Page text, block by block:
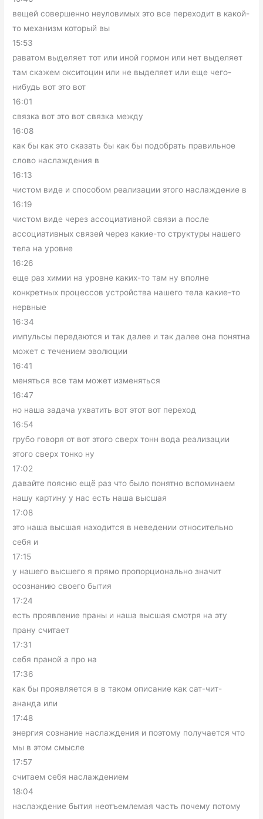
вещей совершенно неуловимых это все переходит в какой-
то механизм который вы
15:53
раватом выделяет тот или иной гормон или нет выделяет
там скажем окситоцин или не выделяет или еще чего-
нибудь вот это вот
16:01
связка вот это вот связка между
16:08
как бы как это сказать бы как бы подобрать правильное
слово наслаждения в
16:13
чистом виде и способом реализации этого наслаждение в
16:19
чистом виде через ассоциативной связи а после
ассоциативных связей через какие-то структуры нашего
тела на уровне
16:26
еще раз химии на уровне каких-то там ну вполне
конкретных процессов устройства нашего тела какие-то
нервные
16:34
импульсы передаются и так далее и так далее она понятна
может с течением эволюции
16:41
меняться все там может изменяться
16:47
но наша задача ухватить вот этот вот переход
16:54
грубо говоря от вот этого сверх тонн вода реализации
этого сверх тонко ну
17:02
давайте поясню ещё раз что было понятно вспоминаем
нашу картину у нас есть наша высшая
17:08
это наша высшая находится в неведении относительно
себя и
17:15
у нашего высшего я прямо пропорционально значит
осознанию своего бытия
17:24
есть проявление праны и наша высшая смотря на эту
прану считает
17:31
себя праной а про на
17:36
как бы проявляется в в таком описание как сат-чит-
ананда или
17:48
энергия сознание наслаждения и поэтому получается что
мы в этом смысле
17:57
считаем себя наслаждением
18:04
наслаждение бытия неотъемлемая часть почему потому